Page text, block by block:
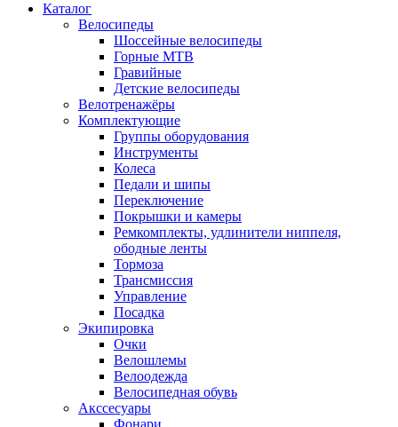
Каталог
Велосипеды
Шоссейные велосипеды
Горные МTB
Гравийные
Детские велосипеды
Велотренажёры
Комплектующие
Группы оборудования
Инструменты
Колеса
Педали и шипы
Переключение
Покрышки и камеры
Ремкомплекты, удлинители ниппеля,
ободные ленты
Тормоза
Трансмиссия
Управление
Посадка
Экипировка
Очки
Велошлемы
Велоодежда
Велосипедная обувь
Акссесуары
Фонари